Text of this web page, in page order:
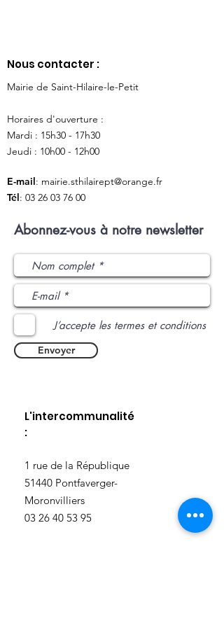
Nous contacter :
Mairie de Saint-Hilaire-le-Petit
Horaires d'ouverture :
Mardi : 15h30 - 17h30
Jeudi : 10h00 - 12h00
E-mail: mairie.sthilairept@orange.fr
Tél: 03 26 03 76 00
Abonnez-vous à notre newsletter
J’accepte les termes et conditions
Envoyer
L'intercommunalité
:
​1 rue de la République
51440 Pontfaverger-
Moronvilliers
03 26 40 53 95